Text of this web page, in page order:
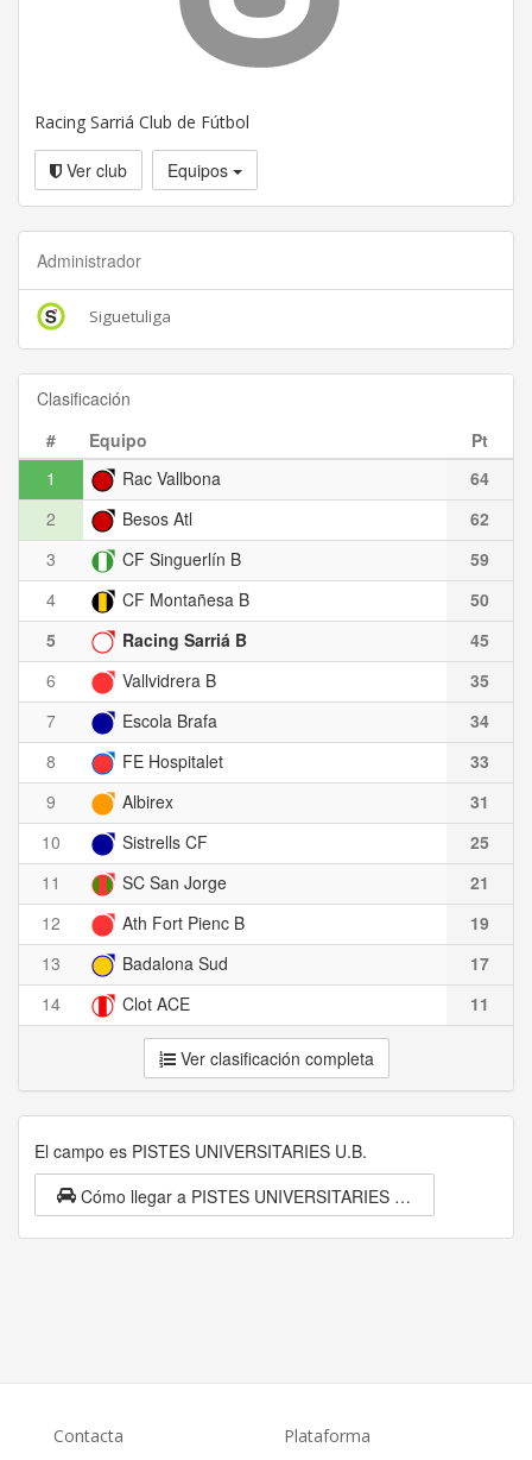
Racing Sarriá Club de Fútbol
Ver club Equipos
Administrador
Siguetuliga
Clasificación
#
Equipo
Pt
1
Rac Vallbona
64
2
Besos Atl
62
3
CF Singuerlín B
59
4
CF Montañesa B
50
5
Racing Sarriá B
45
6
Vallvidrera B
35
7
Escola Brafa
34
8
FE Hospitalet
33
9
Albirex
31
10
Sistrells CF
25
11
SC San Jorge
21
12
Ath Fort Pienc B
19
13
Badalona Sud
17
14
Clot ACE 11
Ver clasificación completa
El campo es PISTES UNIVERSITARIES U.B.
Cómo llegar a PISTES UNIVERSITARIES U.B.
Contacta Plataforma